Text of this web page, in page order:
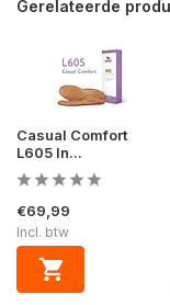
Gerelateerde
Casual Comfort
L605 In...
€69,99
Incl. btw